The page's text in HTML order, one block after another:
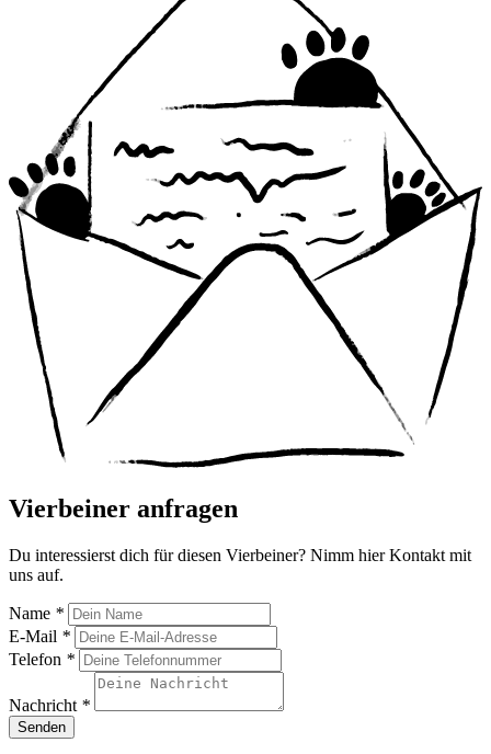
Vierbeiner anfragen
Du interessierst dich für diesen Vierbeiner? Nimm hier Kontakt mit
uns auf.
Name *
E-Mail *
Telefon *
Nachricht *
Senden